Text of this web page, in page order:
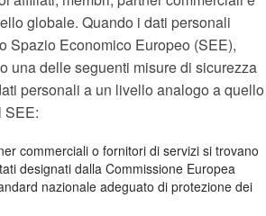
globale. Quando i dati personali
Spazio Economico Europeo (SEE),
una delle seguenti misure di sicurezza
personali a un livello analogo a quello
SEE:
commerciali o fornitori di servizi si trovano
designati dalla Commissione Europea
nazionale adeguato di protezione dei